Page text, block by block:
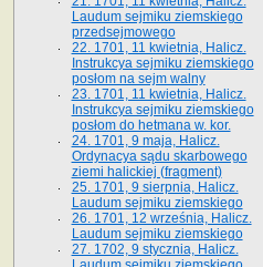
Laudum sejmiku ziemskiego
przedsejmowego
22. 1701, 11 kwietnia, Halicz.
Instrukcya sejmiku ziemskiego
posłom na sejm walny
23. 1701, 11 kwietnia, Halicz.
Instrukcya sejmiku ziemskiego
posłom do hetmana w. kor.
24. 1701, 9 maja, Halicz.
Ordynacya sądu skarbowego
ziemi halickiej (fragment)
25. 1701, 9 sierpnia, Halicz.
Laudum sejmiku ziemskiego
26. 1701, 12 września, Halicz.
Laudum sejmiku ziemskiego
27. 1702, 9 stycznia, Halicz.